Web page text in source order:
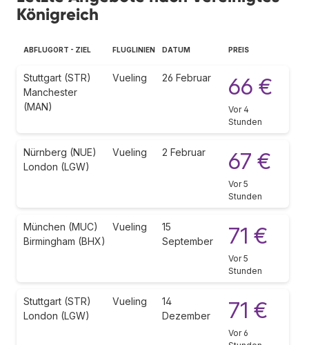
Königreich
ABFLUGORT - ZIEL FLUGLINIEN DATUM PREIS
Stuttgart (STR)
Manchester
(MAN)
Vueling 26 Februar 66 €
Vor 4
Stunden
Nürnberg (NUE)
London (LGW)
Vueling 2 Februar 67 €
Vor 5
Stunden
München (MUC)
Birmingham (BHX)
Vueling
15
September
71 €
Vor 5
Stunden
Stuttgart (STR)
London (LGW)
Vueling
14
Dezember
71 €
Vor 6